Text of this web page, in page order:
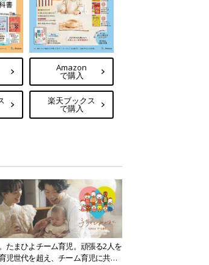
Amazon
で購入
楽天ブックス
で購入
たまひよチーム育児。頑張る2人を
児世代を超え、チーム育児に共感